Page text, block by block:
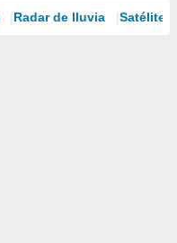
Radar de lluvia Satélites